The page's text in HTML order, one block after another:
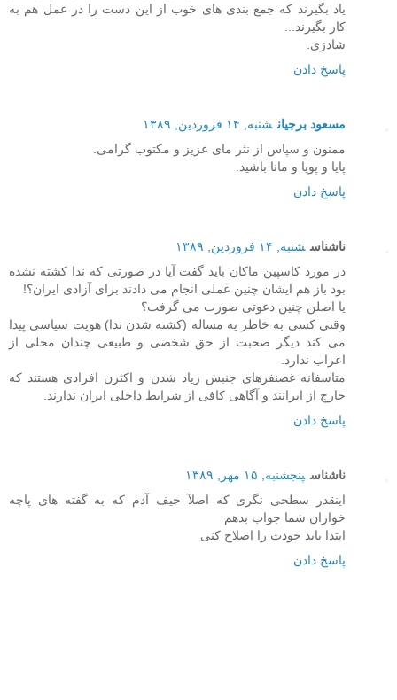
یاد بگیرند که جمع بندی های خوب از این دست را در عمل هم به
کار بگیرند...
شادزی.
پاسخ دادن
مسعود برجیان شنبه, ۱۴ فروردین, ۱۳۸۹
ممنون و سپاس از نثر مای عزیز و مکتوب گرامی.
پایا و پویا و مانا باشید.
پاسخ دادن
ناشناس شنبه, ۱۴ فروردین, ۱۳۸۹
در مورد کاسپین ماکان باید گفت آیا در صورتی که ندا کشته نشده
بود باز هم ایشان چنین عملی انجام می دادند برای آزادی ایران؟!
یا اصلن چنین دعوتی صورت می گرفت؟
وقتی کسی به خاطر یه مساله (کشته شدن ندا) هویت سیاسی پیدا
می کند دیگر صحبت از حق شخصی و طبیعی چندان محلی از
اعراب ندارد.
متاسفانه غضنفرهای جنبش زیاد شدن و اکثرن افرادی هستند که
خارج از ایرانند و آگاهی کافی از شرایط داخلی ایران ندارند.
پاسخ دادن
ناشناس پنجشنبه, ۱۵ مهر, ۱۳۸۹
اینقدر سطحی نگری که اصلآ حیف آدم که به گفته های پاچه
خواران شما جواب بدهم
ابتدا باید خودت را اصلاح کنی
پاسخ دادن